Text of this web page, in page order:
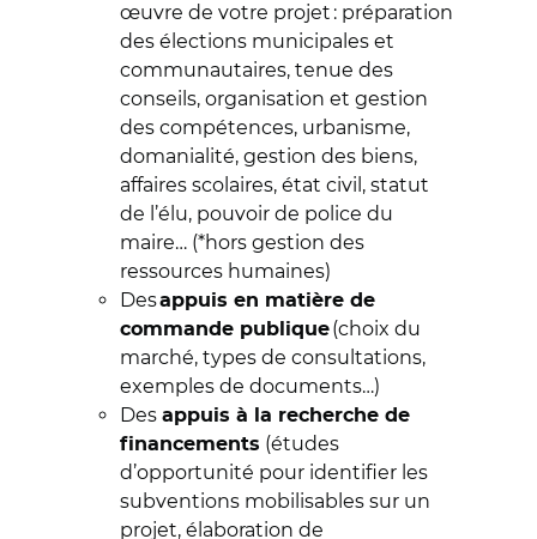
œuvre de votre projet : préparation
des élections municipales et
communautaires, tenue des
conseils, organisation et gestion
des compétences, urbanisme,
domanialité, gestion des biens,
affaires scolaires, état civil, statut
de l’élu, pouvoir de police du
maire… (*hors gestion des
ressources humaines)
Desappuis en matière de
commande publique(choix du
marché, types de consultations,
exemples de documents…)
Des appuis à la recherche de
financements (études
d’opportunité pour identifier les
subventions mobilisables sur un
projet, élaboration de